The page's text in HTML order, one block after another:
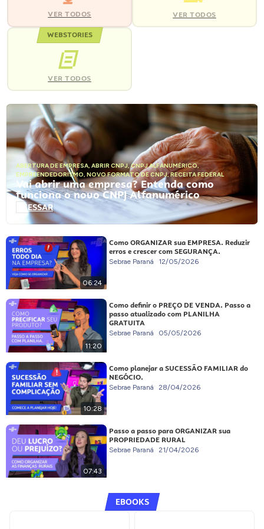
VER TODOS VER TODOS
WEBSTORIES
VER TODOS
ABERTURA DE EMPRESA, ABRIR CNPJ,CNPJ ALFANUMÉRICO,
EMPREENDEDORISMO, NOVO FORMATO DE CNPJ,RECEITA FEDERAL
Vai abrir uma empresa? Entenda como
funciona o novo CNPJ Alfanumérico
ACESSAR
06:24
Como ORGANIZAR sua EMPRESA. Reduzir
erros e crescer com SEGURANÇA.
Sebrae Paraná 12/05/2026
11:20
Como definir o PREÇO DE VENDA. Passo a
passo atualizado com PLANILHA
GRATUITA
Sebrae Paraná 05/05/2026
10:28
Como planejar a SUCESSÃO FAMILIAR do
NEGÓCIO.
Sebrae Paraná 28/04/2026
07:43
Passo a passo para ORGANIZAR sua
PROPRIEDADE RURAL
Sebrae Paraná 21/04/2026
EBOOKS